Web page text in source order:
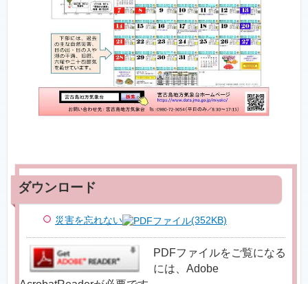
災害を忘れない (352KB)
PDFファイルをご覧になる
には、Adobe